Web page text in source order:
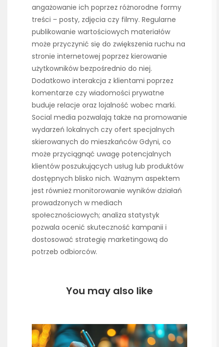
angażowanie ich poprzez różnorodne formy
treści – posty, zdjęcia czy filmy. Regularne
publikowanie wartościowych materiałów
może przyczynić się do zwiększenia ruchu na
stronie internetowej poprzez kierowanie
użytkowników bezpośrednio do niej.
Dodatkowo interakcja z klientami poprzez
komentarze czy wiadomości prywatne
buduje relacje oraz lojalność wobec marki.
Social media pozwalają także na promowanie
wydarzeń lokalnych czy ofert specjalnych
skierowanych do mieszkańców Gdyni, co
może przyciągnąć uwagę potencjalnych
klientów poszukujących usług lub produktów
dostępnych blisko nich. Ważnym aspektem
jest również monitorowanie wyników działań
prowadzonych w mediach
społecznościowych; analiza statystyk
pozwala ocenić skuteczność kampanii i
dostosować strategię marketingową do
potrzeb odbiorców.
You may also like